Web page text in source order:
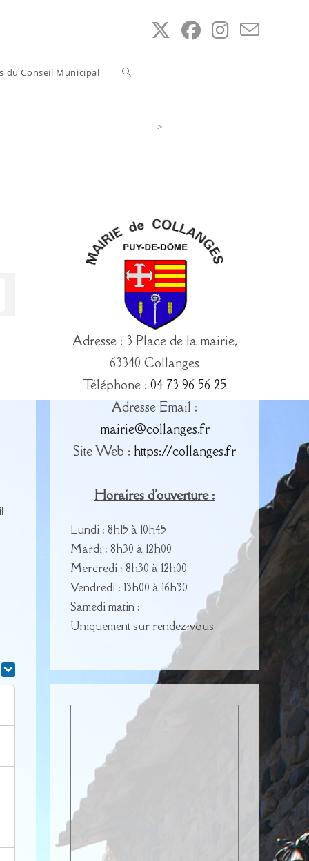
du Conseil Municipal Toggle
>
Adresse : 3 Place de la mairie,
63340 Collanges
Téléphone : 04 73 96 56 25
Adresse Email :
mairie@collanges.fr
Site Web : https://collanges.fr
Horaires d'ouverture :
Lundi : 8h15 à 10h45
Mardi : 8h30 à 12h00
Mercredi : 8h30 à 12h00
Vendredi : 13h00 à 16h30
Samedi matin :
Uniquement sur rendez-vous